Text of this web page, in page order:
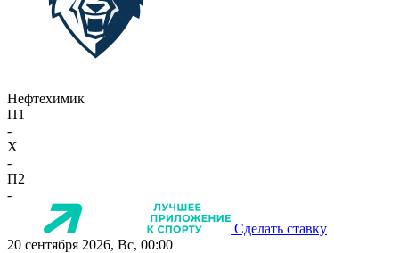
Нефтехимик
П1
-
X
-
П2
-
Сделать ставку
20 сентября 2026, Вс, 00:00